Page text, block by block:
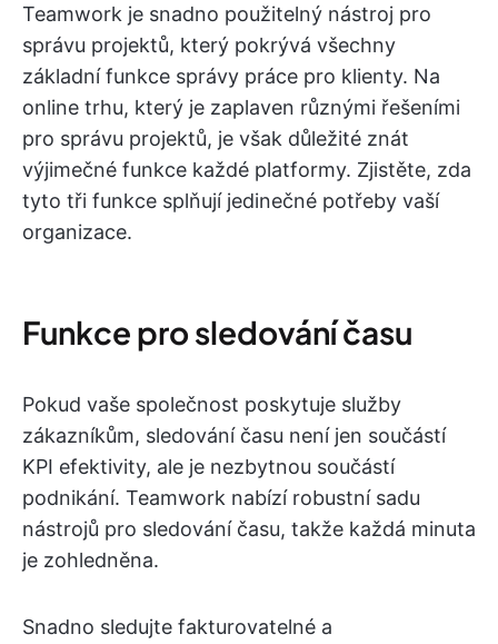
Teamwork je snadno použitelný nástroj pro
správu projektů, který pokrývá všechny
základní funkce správy práce pro klienty. Na
online trhu, který je zaplaven různými řešeními
pro správu projektů, je však důležité znát
výjimečné funkce každé platformy. Zjistěte, zda
tyto tři funkce splňují jedinečné potřeby vaší
organizace.
Funkce pro sledování času
Pokud vaše společnost poskytuje služby
zákazníkům, sledování času není jen součástí
KPI efektivity, ale je nezbytnou součástí
podnikání. Teamwork nabízí robustní sadu
nástrojů pro sledování času, takže každá minuta
je zohledněna.
Snadno sledujte fakturovatelné a